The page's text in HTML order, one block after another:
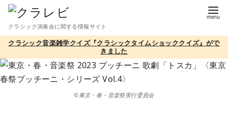
テ
ツ
へ
クラシック演奏会に関する情報サイト
クラシック音楽雑学クイズ『クラシックタイムショッククイズ』がで
きました
©東京・春・音楽祭実行委員会